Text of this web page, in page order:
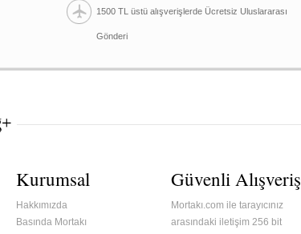
1500 TL üstü alışverişlerde Ücretsiz Uluslararası
Gönderi
Kurumsal
Hakkımızda
Basında Mortakı
Güvenli Alışveriş
Mortakı.com ile tarayıcınız
arasındaki iletişim 256 bit